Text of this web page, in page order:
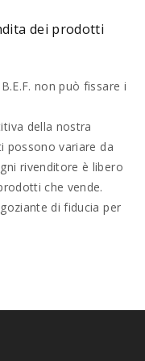
dei prodotti
non può fissare i
della nostra
possono variare da
rivenditore è libero
che vende.
di fiducia per